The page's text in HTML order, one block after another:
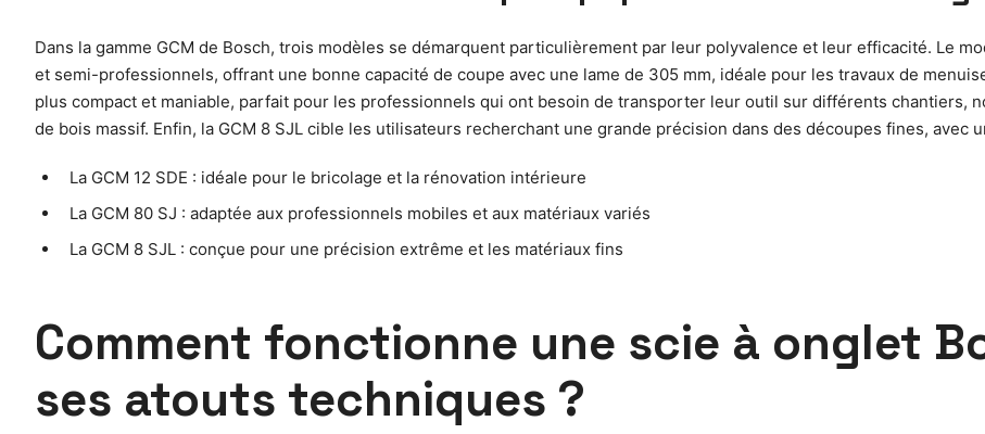
Dans la gamme GCM de Bosch, trois modèles se démarquent particulièrement par leur polyvalence et leur efficacité. Le
et semi-professionnels, offrant une bonne capacité de coupe avec une lame de 305 mm, idéale pour les travaux de
plus compact et maniable, parfait pour les professionnels qui ont besoin de transporter leur outil sur différents chantiers,
de bois massif. Enfin, la GCM 8 SJL cible les utilisateurs recherchant une grande précision dans des découpes fines, avec
La GCM 12 SDE : idéale pour le bricolage et la rénovation intérieure
La GCM 80 SJ : adaptée aux professionnels mobiles et aux matériaux variés
La GCM 8 SJL : conçue pour une précision extrême et les matériaux fins
Comment fonctionne une scie à onglet
ses atouts techniques ?